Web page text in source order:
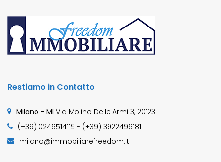
Restiamo in Contatto
Milano - MI Via Molino Delle Armi 3, 20123
(+39) 0246514119 - (+39) 3922496181
milano@immobiliarefreedom.it